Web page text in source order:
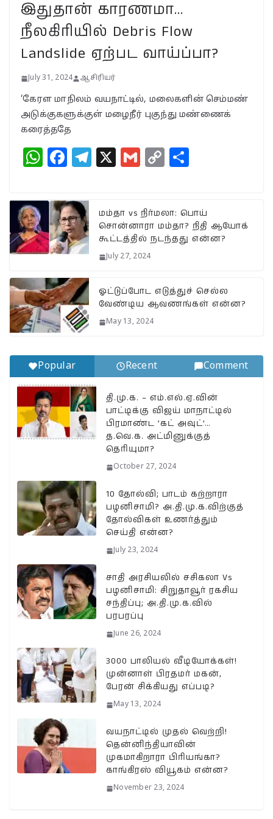
November 23, 2024
இதுதான் காரணமா…
நீலகிரியில் Debris Flow
Landslide ஏற்பட வாய்ப்பா?
July 31, 2024 ஆசிரியர்
‘கேரள மாநிலம் வயநாட்டில், மலைகளின் செம்மண்
அடுக்குகளுக்குள் மழைநீர் புகுந்து மண்ணைக்
கரைத்ததே
W
at
s
A
p
p
F
c
e
b
o
o
k
T
g
ra
m
X
G
l
C
y
Li
r
e
மம்தா vs நிர்மலா: பொய்
சொன்னாரா மம்தா? நிதி ஆயோக்
கூட்டத்தில் நடந்தது என்ன?
July 27, 2024
ஓட்டுப்போட எடுத்துச் செல்ல
வேண்டிய ஆவணங்கள் என்ன?
May 13, 2024
Popular Recent Comment
தி.மு.க. – எம்.எல்.ஏ.வின்
பாட்டிக்கு விஜய் மாநாட்டில்
பிரமாண்ட ’கட் அவுட்’…
த.வெ.க. அட்மினுக்குத்
தெரியுமா?
October 27, 2024
10 தோல்வி; பாடம் கற்றாரா
பழனிசாமி? அ.தி.மு.க.விற்குத்
தோல்விகள் உணர்த்தும்
செய்தி என்ன?
July 23, 2024
சாதி அரசியலில் சசிகலா Vs
பழனிசாமி: சிறுதாவூர் ரகசிய
சந்திப்பு; அ.தி.மு.க.வில்
பரபரப்பு
June 26, 2024
3000 பாலியல் வீடியோக்கள்!
முன்னாள் பிரதமர் மகன்,
பேரன் சிக்கியது எப்படி?
May 13, 2024
வயநாட்டில் முதல் வெற்றி!
தென்னிந்தியாவின்
முகமாகிறாரா பிரியங்கா?
காங்கிரஸ் வியூகம் என்ன?
November 23, 2024